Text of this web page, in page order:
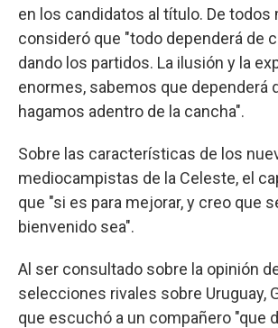
en los candidatos al título. De todos
consideró que "todo dependerá de
dando los partidos. La ilusión y la
enormes, sabemos que dependerá
hagamos adentro de la cancha".
Sobre las características de los
mediocampistas de la Celeste, el
que "si es para mejorar, y creo que
bienvenido sea".
Al ser consultado sobre la opinión
selecciones rivales sobre Uruguay,
que escuchó a un compañero "que